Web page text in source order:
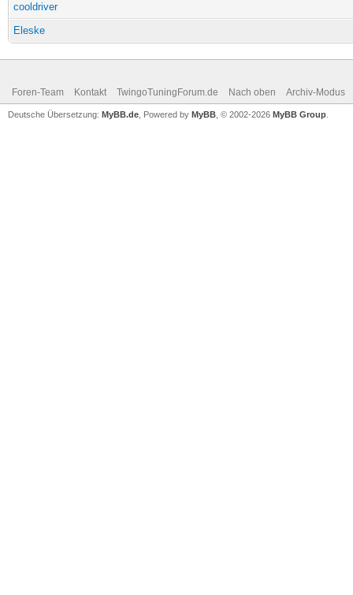
cooldriver
Eleske
Foren-Team Kontakt TwingoTuningForum.de Nach oben Archiv-Modus
Deutsche Übersetzung: MyBB.de , Powered by MyBB , © 2002-2026 MyBB Group